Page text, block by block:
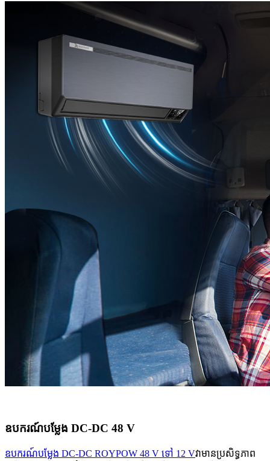
ឧបករណ៍បម្លែង DC-DC 48 V
ឧបករណ៍បម្លែង DC-DC ROYPOW 48 V ទៅ 12 Vវាមានប្រសិទ្ធភាព